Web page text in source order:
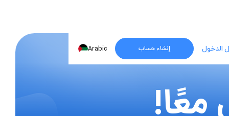
الدخول إنشاء حساب Arabic
معًا!